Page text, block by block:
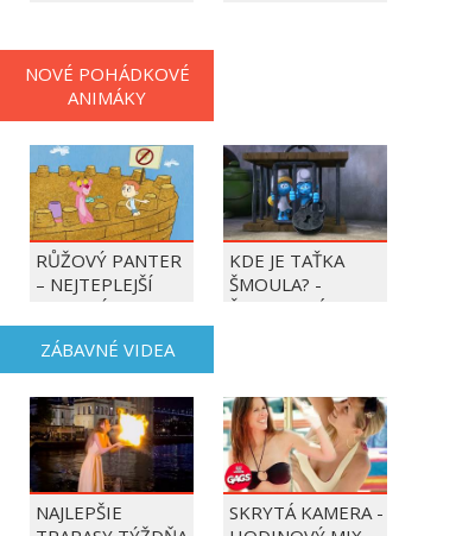
NOVÉ POHÁDKOVÉ
ANIMÁKY
RŮŽOVÝ PANTER
– NEJTEPLEJŠÍ
OBDOBÍ ROKU
KDE JE TAŤKA
ŠMOULA? -
ŠMOULOVÉ
ZÁBAVNÉ VIDEA
NAJLEPŠIE
SKRYTÁ KAMERA -